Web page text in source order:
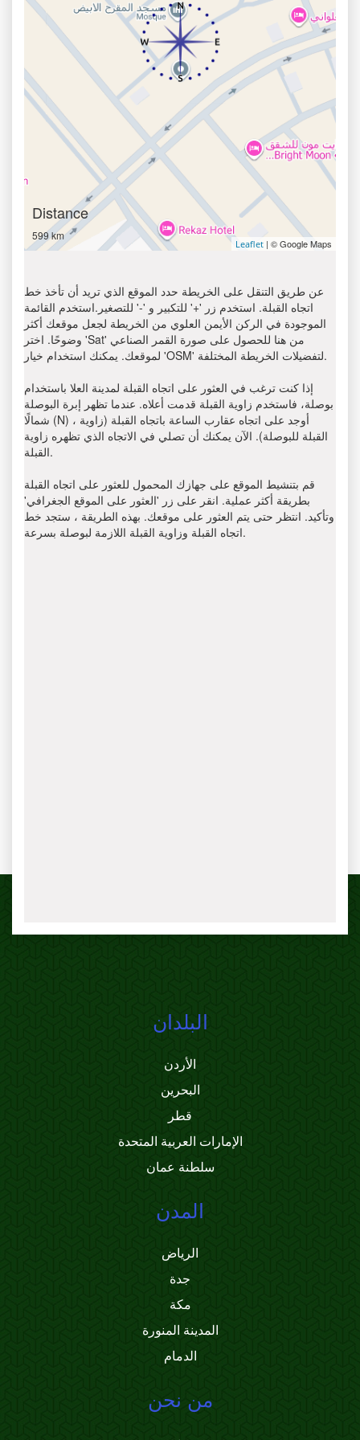
Distance
599 km
Leaflet | © Google Maps
عن طريق التنقل على الخريطة حدد الموقع الذي تريد أن تأخذ خط
اتجاه القبلة. استخدم زر '+' للتكبير و '-' للتصغير.استخدم القائمة
الموجودة في الركن الأيمن العلوي من الخريطة لجعل موقعك أكثر
وضوحًا. اختر 'Sat' من هنا للحصول على صورة القمر الصناعي
لموقعك. يمكنك استخدام خيار 'OSM' لتفضيلات الخريطة المختلفة.
إذا كنت ترغب في العثور على اتجاه القبلة لمدينة العلا باستخدام
بوصلة، فاستخدم زاوية القبلة قدمت أعلاه. عندما تظهر إبرة البوصلة
شمالًا (N) ، أوجد على اتجاه عقارب الساعة باتجاه القبلة (زاوية
القبلة للبوصلة). الآن يمكنك أن تصلي في الاتجاه الذي تظهره زاوية
القبلة.
قم بتنشيط الموقع على جهازك المحمول للعثور على اتجاه القبلة
بطريقة أكثر عملية. انقر على زر 'العثور على الموقع الجغرافي'
وتأكيد. انتظر حتى يتم العثور على موقعك. بهذه الطريقة ، ستجد خط
اتجاه القبلة وزاوية القبلة اللازمة لبوصلة بسرعة.
البلدان
الأردن
البحرين
قطر
الإمارات العربية المتحدة
سلطنة عمان
المدن
الرياض
جدة
مكة
المدينة المنورة
الدمام
من نحن